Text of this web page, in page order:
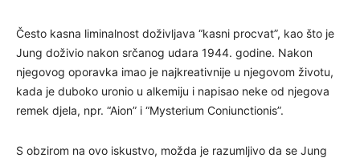
Često kasna liminalnost doživljava “kasni procvat”, kao što je
Jung doživio nakon srčanog udara 1944. godine. Nakon
njegovog oporavka imao je najkreativnije u njegovom životu,
kada je duboko uronio u alkemiju i napisao neke od njegova
remek djela, npr. “Aion” i “Mysterium Coniunctionis”.
S obzirom na ovo iskustvo, možda je razumljivo da se Jung